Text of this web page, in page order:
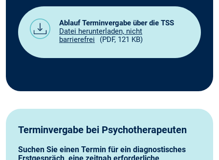
Ablauf Terminvergabe über die TSS
Datei herunterladen, nicht
barrierefrei
(PDF, 121 KB)
Terminvergabe bei Psychotherapeuten
Suchen Sie einen Termin für ein diagnostisches